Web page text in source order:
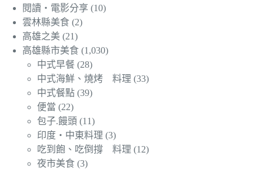
閱讀‧電影分享 (10)
雲林縣美食 (2)
高雄之美 (21)
高雄縣市美食 (1,030)
中式早餐 (28)
中式海鮮、燒烤 料理 (33)
中式餐點 (39)
便當 (22)
包子.饅頭 (11)
印度‧中東料理 (3)
吃到飽、吃倒撐 料理 (12)
夜市美食 (3)